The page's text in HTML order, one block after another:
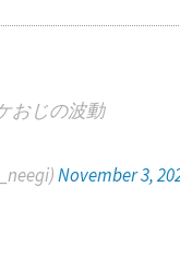
おじの波動
November 3,